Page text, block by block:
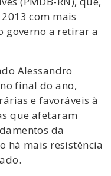
com mais
governo a retirar a
Alessandro
final do ano,
e favoráveis à
que afetaram
da
há mais resistência